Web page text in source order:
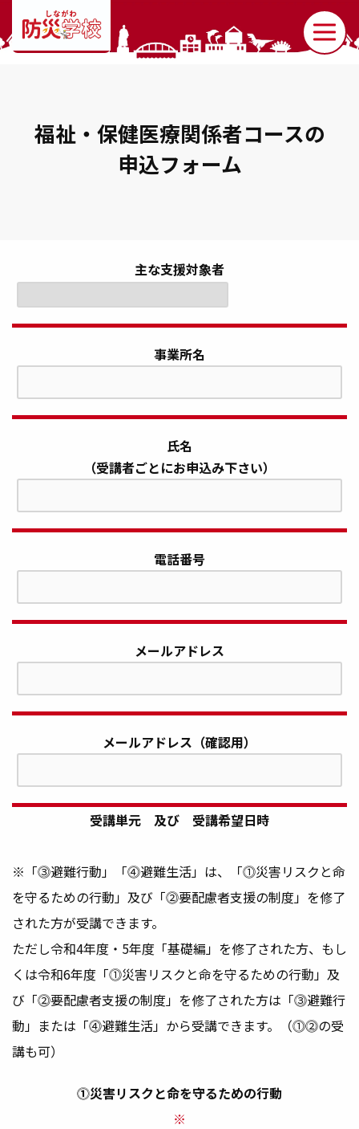
福祉・保健医療関係者コースの
申込フォーム
主な支援対象者
事業所名
氏名
（受講者ごとにお申込み下さい）
電話番号
メールアドレス
メールアドレス（確認用）
受講単元 及び 受講希望日時
※「⓷避難行動」「⓸避難生活」は、「⓵災害リスクと命
を守るための行動」及び「⓶要配慮者支援の制度」を修了
された方が受講できます。
ただし令和4年度・5年度「基礎編」を修了された方、もし
くは令和6年度「⓵災害リスクと命を守るための行動」及
び「⓶要配慮者支援の制度」を修了された方は「⓷避難行
動」または「⓸避難生活」から受講できます。（⓵⓶の受
講も可）
⓵災害リスクと命を守るための行動
※